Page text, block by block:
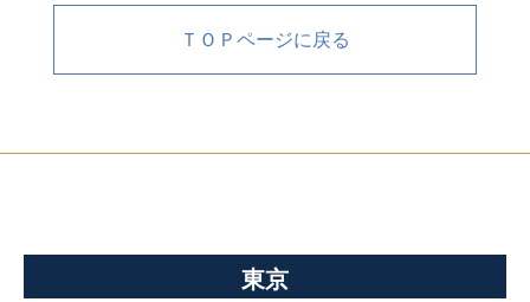
ＴＯＰページに戻る
東京